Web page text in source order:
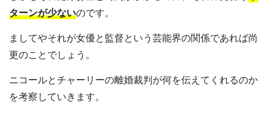
ターンが少ないのです。
ましてやそれが女優と監督という芸能界の関係であれば尚
更のことでしょう。
ニコールとチャーリーの離婚裁判が何を伝えてくれるのか
を考察していきます。